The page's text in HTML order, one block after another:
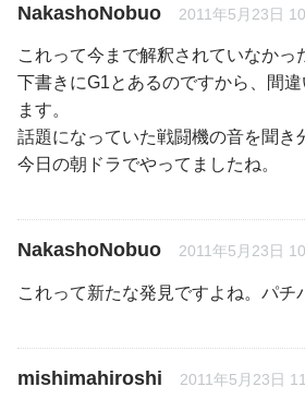
NakashoNobuo 2011年5月23日
これって今まで解釈されていなかっ
下書きにG1とあるのですから、間
ます。
話題になっていた戦闘機の音を聞き
今日の朝ドラでやってましたね。
NakashoNobuo 2011年5月23日
これって新たな発見ですよね。パチ
mishimahiroshi 2011年5月23日